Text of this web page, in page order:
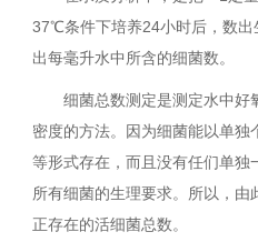
37℃条件下培养24小时后，数出
出每毫升水中所含的细菌数。
细菌总数测定是测定水中好
密度的方法。因为细菌能以单
等形式存在，而且没有任们单独
所有细菌的生理要求。所以，
正存在的活细菌总数。